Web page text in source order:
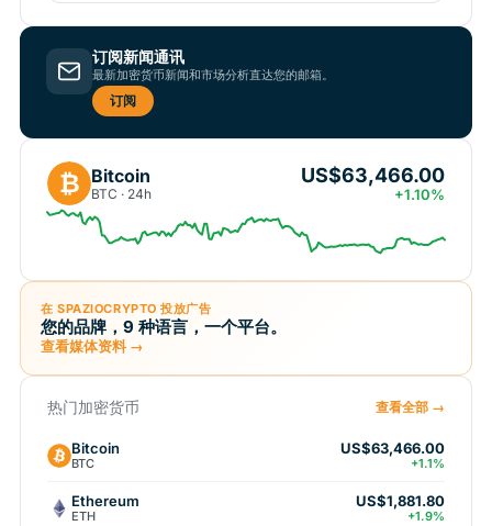
订阅新闻通讯
最新加密货币新闻和市场分析直达您的邮箱。
订阅
₿ Bitcoin
BTC · 24h
US$63,466.00
+1.10%
在 SPAZIOCRYPTO 投放广告
您的品牌，9 种语言，一个平台。
查看媒体资料 →
热门加密货币 查看全部 →
Bitcoin
BTC
US$63,466.00
+1.1%
Ethereum
ETH
US$1,881.80
+1.9%